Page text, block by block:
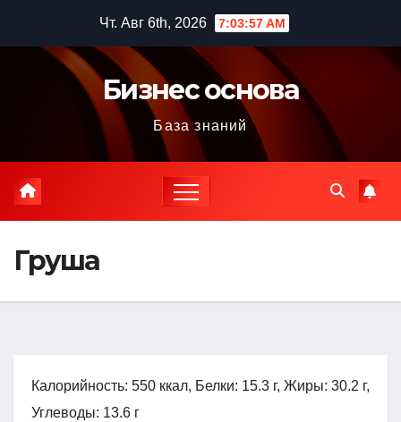
содержимому
Чт. Авг 6th, 2026 7:03:58 AM
Бизнес основа
База знаний
Груша
Калорийность: 550 ккал, Белки: 15.3 г, Жиры: 30.2 г,
Углеводы: 13.6 г